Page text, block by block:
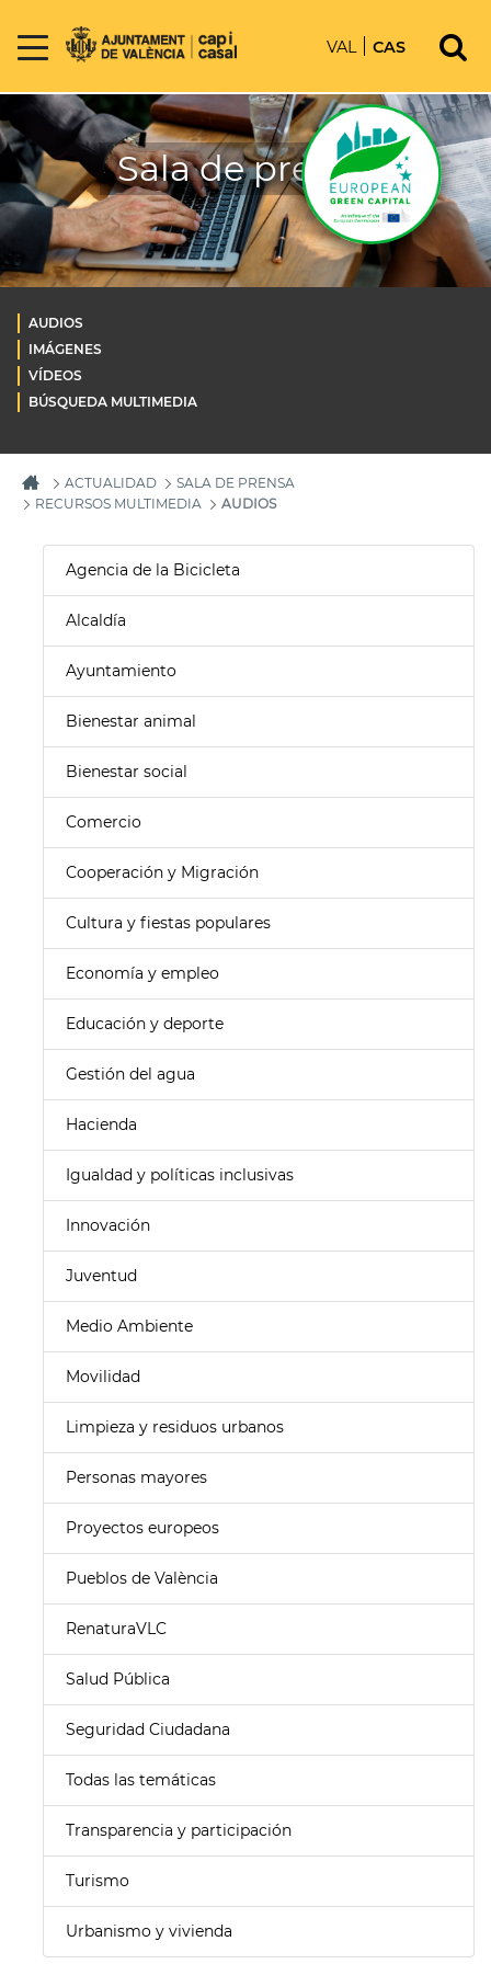
VAL CAS
Sala de prensa
AUDIOS
IMÁGENES
VÍDEOS
BÚSQUEDA MULTIMEDIA
ACTUALIDAD
SALA DE PRENSA
RECURSOS MULTIMEDIA
AUDIOS
Agencia de la Bicicleta
Alcaldía
Ayuntamiento
Bienestar animal
Bienestar social
Comercio
Cooperación y Migración
Cultura y fiestas populares
Economía y empleo
Educación y deporte
Gestión del agua
Hacienda
Igualdad y políticas inclusivas
Innovación
Juventud
Medio Ambiente
Movilidad
Limpieza y residuos urbanos
Personas mayores
Proyectos europeos
Pueblos de València
RenaturaVLC
Salud Pública
Seguridad Ciudadana
Todas las temáticas
Transparencia y participación
Turismo
Urbanismo y vivienda